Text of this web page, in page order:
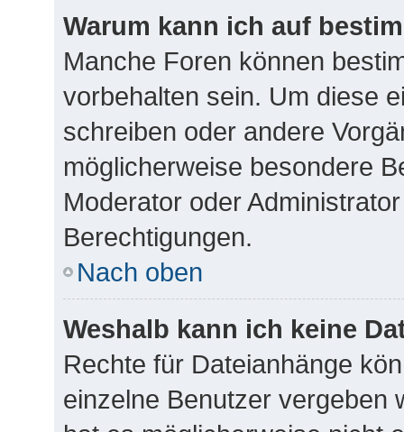
Warum kann ich auf
Manche Foren können
vorbehalten sein. Um diese
schreiben oder andere
möglicherweise besondere
Moderator oder
Berechtigungen.
Nach oben
Weshalb kann ich keine
Rechte für Dateianhänge
einzelne Benutzer vergeben